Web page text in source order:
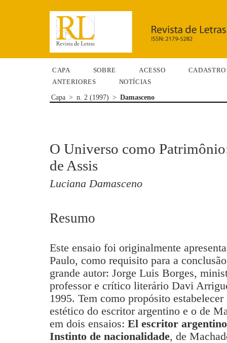
CAPA SOBRE ACESSO
CADASTRO
ANTERIORES
NOTÍCIAS
Capa > n. 2 (1997) > Damasceno
O Universo como
de Assis
Luciana Damasceno
Resumo
Este ensaio foi originalmente
Paulo, como requisito para a
grande autor: Jorge Luis Borges,
professor e crítico literário Davi
1995. Tem como propósito
estético do escritor argentino e o de
em dois ensaios: El escritor
Instinto de nacionalidade, de